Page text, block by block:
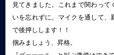
見てきました。これまで関わっ
いを忘れずに。マイクを通して、
で後押しします！！
掴みましょう、昇格。